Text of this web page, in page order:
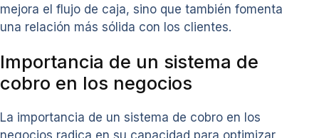
mejora el flujo de caja, sino que también fomenta
una relación más sólida con los clientes.
Importancia de un sistema de
cobro en los negocios
La importancia de un sistema de cobro en los